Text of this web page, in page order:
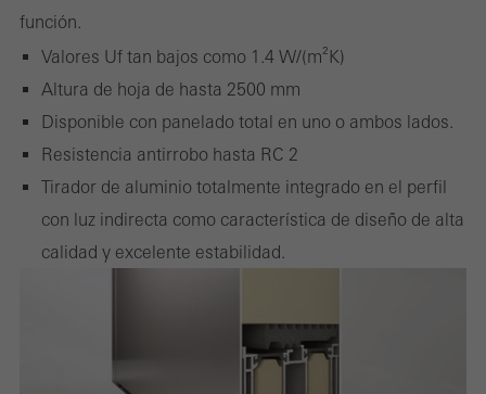
función.
Valores Uf tan bajos como 1.4 W/(m²K)
Altura de hoja de hasta 2500 mm
Disponible con panelado total en uno o ambos lados.
Resistencia antirrobo hasta RC 2
Tirador de aluminio totalmente integrado en el perfil
con luz indirecta como característica de diseño de alta
calidad y excelente estabilidad.
para mostrar anuncios personalizados y atractivos para usuarios
individuales. Lo hacen "siguiendo" a los usuarios en los sitios
web. Esto también implica la incorporación de servicios de
terceros proveedores que prestan sus servicios de forma
independiente.
Guardar